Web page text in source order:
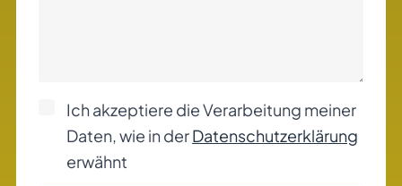
Ich akzeptiere die Verarbeitung meiner
Daten, wie in derDatenschutzerklärung
erwähnt